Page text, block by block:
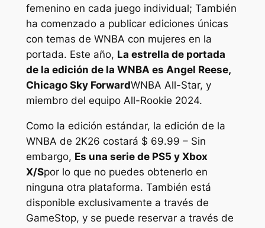
femenino en cada juego individual; También
ha comenzado a publicar ediciones únicas
con temas de WNBA con mujeres en la
portada. Este año, La estrella de portada
de la edición de la WNBA es Angel Reese,
Chicago Sky ForwardWNBA All-Star, y
miembro del equipo All-Rookie 2024.
Como la edición estándar, la edición de la
WNBA de 2K26 costará $ 69.99 – Sin
embargo, Es una serie de PS5 y Xbox
X/Spor lo que no puedes obtenerlo en
ninguna otra plataforma. También está
disponible exclusivamente a través de
GameStop, y se puede reservar a través de